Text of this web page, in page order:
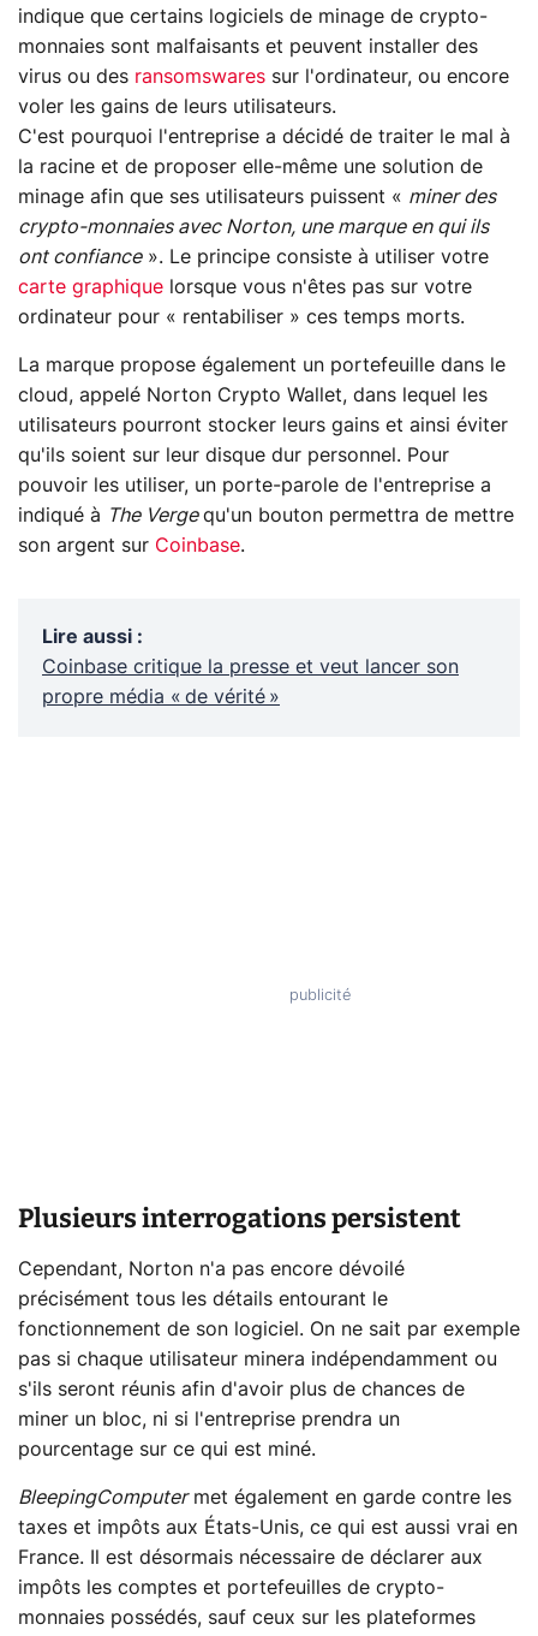
indique que certains logiciels de minage de crypto-
monnaies sont malfaisants et peuvent installer des
virus ou des ransomswares sur l'ordinateur, ou encore
voler les gains de leurs utilisateurs.
C'est pourquoi l'entreprise a décidé de traiter le mal à
la racine et de proposer elle-même une solution de
minage afin que ses utilisateurs puissent « miner des
crypto-monnaies avec Norton, une marque en qui ils
ont confiance». Le principe consiste à utiliser votre
carte graphique lorsque vous n'êtes pas sur votre
ordinateur pour « rentabiliser » ces temps morts.
La marque propose également un portefeuille dans le
cloud, appelé Norton Crypto Wallet, dans lequel les
utilisateurs pourront stocker leurs gains et ainsi éviter
qu'ils soient sur leur disque dur personnel. Pour
pouvoir les utiliser, un porte-parole de l'entreprise a
indiqué à The Vergequ'un bouton permettra de mettre
son argent sur Coinbase.
Lire aussi :
Coinbase critique la presse et veut lancer son
propre média « de vérité »
Plusieurs interrogations persistent
Cependant, Norton n'a pas encore dévoilé
précisément tous les détails entourant le
fonctionnement de son logiciel. On ne sait par exemple
pas si chaque utilisateur minera indépendamment ou
s'ils seront réunis afin d'avoir plus de chances de
miner un bloc, ni si l'entreprise prendra un
pourcentage sur ce qui est miné.
BleepingComputermet également en garde contre les
taxes et impôts aux États-Unis, ce qui est aussi vrai en
France. Il est désormais nécessaire de déclarer aux
impôts les comptes et portefeuilles de crypto-
monnaies possédés, sauf ceux sur les plateformes